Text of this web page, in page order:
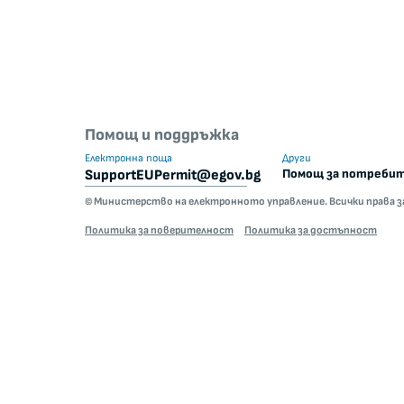
Помощ и поддръжка
Електронна поща
SupportEUPermit@egov.bg
Други
Помощ за
© Министерство на електронното управление. Всички права
Политика за поверителност Политика за достъпност